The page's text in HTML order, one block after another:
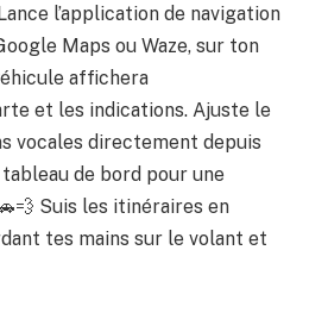
l’application de navigation
Maps ou Waze, sur ton
affichera
et les indications. Ajuste le
vocales directement depuis
de bord pour une
Suis les itinéraires en
tes mains sur le volant et